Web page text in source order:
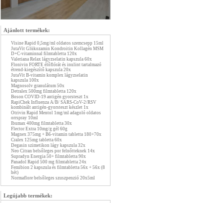
Ajánlott termékek:
Visine Rapid 0,5mg/ml oldatos szemcsepp 15ml
JutaVit Glükozamin Kondroitin Kollagén MSM
D+C-vitaminnal filmtabletta 120x
Valeriana Relax lágyzselatin kapszula 60x
Flonivin FORTE élőflórát és inulint tartalmazó
étrend-kiegészítő kapszula 20x
JutaVit B-vitamin komplex lágyzselatin
kapszula 100x
Magnosolv granulátum 50x
Detralex 500mg filmtabletta 120x
Boson COVID-19 antigén gyorsteszt 1x
RapiChek Influenza A/B/ SARS-CoV-2/RSV
kombinált antigén-gyorsteszt készlet 1x
Otrivin Rapid Mentol 1mg/ml adagoló oldatos
orrspray 10ml
Ibumax 400mg filmtabletta 30x
Flector Extra 10mg/g gél 60g
Magnex 375mg + B6-vitamin tabletta 180+70x
Cralex 125mg tabletta 60x
Degasin szimetikon lágy kapszula 32x
Neo Citran belsőleges por felnőtteknek 14x
Supradyn Energia 50+ filmtabletta 90x
Panadol Rapid 500 mg filmtabletta 24x
Femibion 2 kapszula és filmtabletta 56x + 56x (8
hét)
Normaflore belsőleges szuszpenzió 20x5ml
Legújabb termékek: